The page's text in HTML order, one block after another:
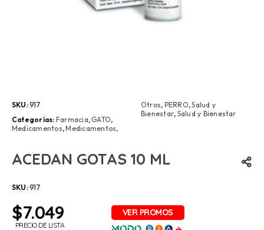
SKU:917
Categorías: Farmacia, GATO,
Medicamentos,Medicamentos,
Otros, PERRO,Salud y
Bienestar, Salud y Bienestar
ACEDAN GOTAS 10 ML
SKU:917
$7.049
PRECIO DE LISTA